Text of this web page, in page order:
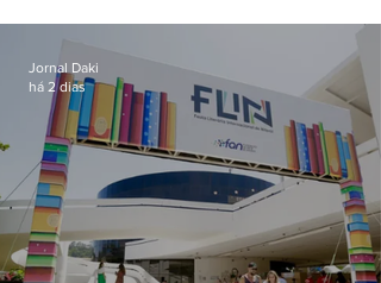
apreensão na população
Jornal Daki
há 2 dias